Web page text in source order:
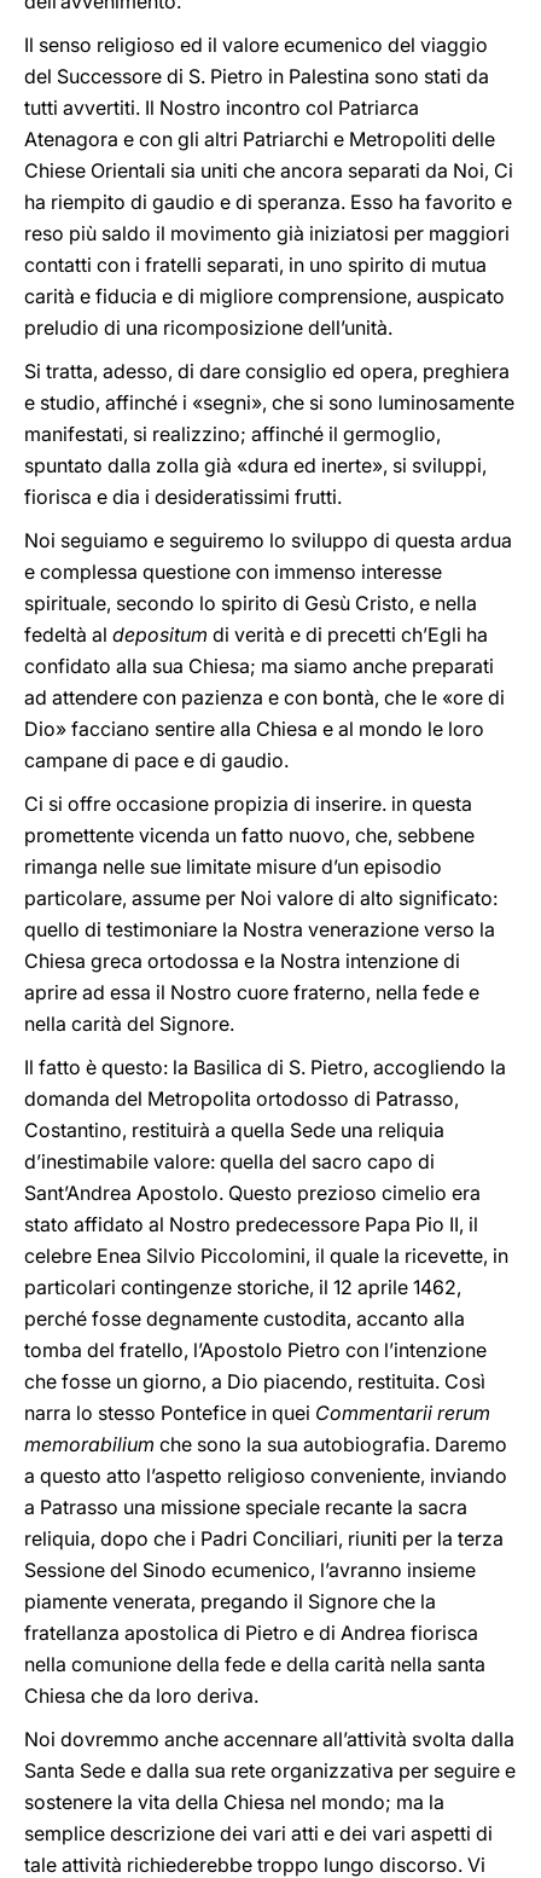
Il senso religioso ed il valore ecumenico del viaggio
del Successore di S. Pietro in Palestina sono stati da
tutti avvertiti. Il Nostro incontro col Patriarca
Atenagora e con gli altri Patriarchi e Metropoliti delle
Chiese Orientali sia uniti che ancora separati da Noi, Ci
ha riempito di gaudio e di speranza. Esso ha favorito e
reso più saldo il movimento già iniziatosi per maggiori
contatti con i fratelli separati, in uno spirito di mutua
carità e fiducia e di migliore comprensione, auspicato
preludio di una ricomposizione dell’unità.
Si tratta, adesso, di dare consiglio ed opera, preghiera
e studio, affinché i «segni», che si sono luminosamente
manifestati, si realizzino; affinché il germoglio,
spuntato dalla zolla già «dura ed inerte», si sviluppi,
fiorisca e dia i desideratissimi frutti.
Noi seguiamo e seguiremo lo sviluppo di questa ardua
e complessa questione con immenso interesse
spirituale, secondo lo spirito di Gesù Cristo, e nella
fedeltà al depositum di verità e di precetti ch’Egli ha
confidato alla sua Chiesa; ma siamo anche preparati
ad attendere con pazienza e con bontà, che le «ore di
Dio» facciano sentire alla Chiesa e al mondo le loro
campane di pace e di gaudio.
Ci si offre occasione propizia di inserire. in questa
promettente vicenda un fatto nuovo, che, sebbene
rimanga nelle sue limitate misure d’un episodio
particolare, assume per Noi valore di alto significato:
quello di testimoniare la Nostra venerazione verso la
Chiesa greca ortodossa e la Nostra intenzione di
aprire ad essa il Nostro cuore fraterno, nella fede e
nella carità del Signore.
Il fatto è questo: la Basilica di S. Pietro, accogliendo la
domanda del Metropolita ortodosso di Patrasso,
Costantino, restituirà a quella Sede una reliquia
d’inestimabile valore: quella del sacro capo di
Sant’Andrea Apostolo. Questo prezioso cimelio era
stato affidato al Nostro predecessore Papa Pio II, il
celebre Enea Silvio Piccolomini, il quale la ricevette, in
particolari contingenze storiche, il 12 aprile 1462,
perché fosse degnamente custodita, accanto alla
tomba del fratello, l’Apostolo Pietro con l’intenzione
che fosse un giorno, a Dio piacendo, restituita. Così
narra lo stesso Pontefice in quei Commentarii rerum
memorabilium che sono la sua autobiografia. Daremo
a questo atto l’aspetto religioso conveniente, inviando
a Patrasso una missione speciale recante la sacra
reliquia, dopo che i Padri Conciliari, riuniti per la terza
Sessione del Sinodo ecumenico, l’avranno insieme
piamente venerata, pregando il Signore che la
fratellanza apostolica di Pietro e di Andrea fiorisca
nella comunione della fede e della carità nella santa
Chiesa che da loro deriva.
Noi dovremmo anche accennare all’attività svolta dalla
Santa Sede e dalla sua rete organizzativa per seguire e
sostenere la vita della Chiesa nel mondo; ma la
semplice descrizione dei vari atti e dei vari aspetti di
tale attività richiederebbe troppo lungo discorso. Vi